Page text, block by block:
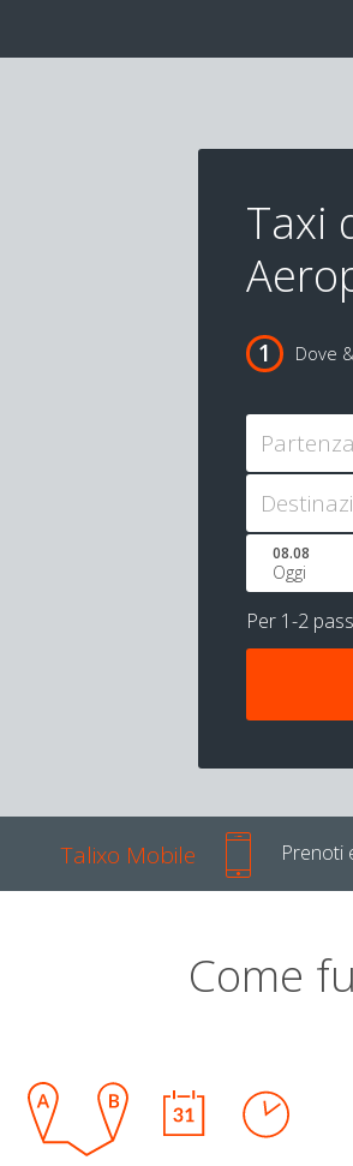
Taxi
Dove
08.08
Oggi
Per 1-2
Talixo Mobile Prenoti
Come